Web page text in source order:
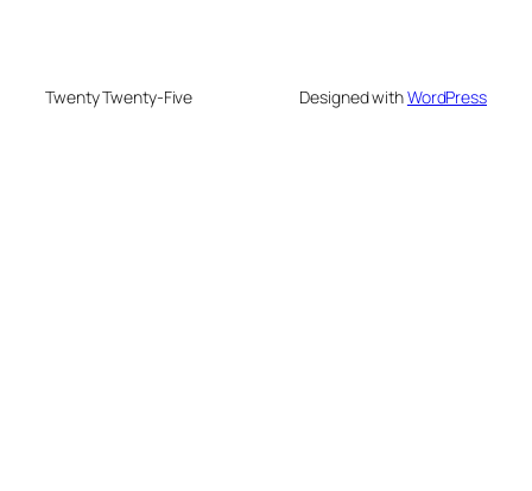
Twenty Twenty-Five Designed withWordPress